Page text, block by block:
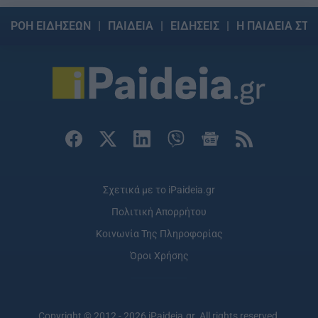
ΡΟΗ ΕΙΔΗΣΕΩΝ ΠΑΙΔΕΙΑ ΕΙΔΗΣΕΙΣ Η ΠΑΙΔΕΙΑ
Σχετικά με το iPaideia.gr
Πολιτική Απορρήτου
Κοινωνία Της Πληροφορίας
Όροι Χρήσης